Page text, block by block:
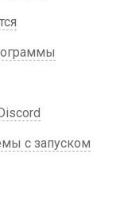
с запуском